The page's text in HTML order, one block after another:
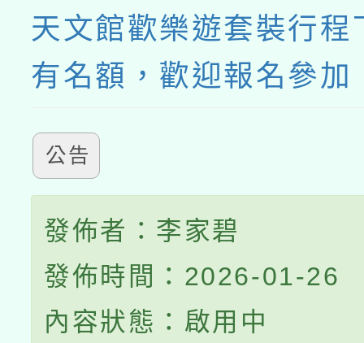
天文館歡樂遊套裝行程
有名額，歡迎報名參加
公告
發佈者：李家碧
發佈時間：2026-01-26
內容狀態：啟用中